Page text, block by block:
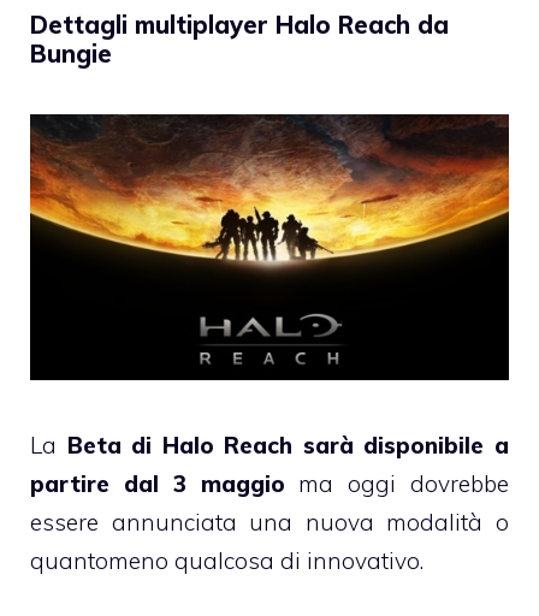
Dettagli multiplayer Halo Reach da
Bungie
La Beta di Halo Reach sarà disponibile a
partire dal 3 maggio ma oggi dovrebbe
essere annunciata una nuova modalità o
quantomeno qualcosa di innovativo.